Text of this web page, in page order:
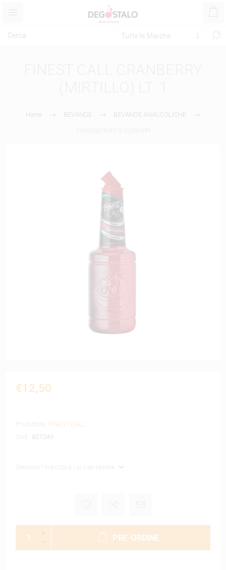
Home BEVANDE BEVANDE ANALCOLICHE
€12,50
Produttore:
FINEST CALL
821249
Seleziona l'indirizzo a cui vuoi spedire
PRE-ORDINE